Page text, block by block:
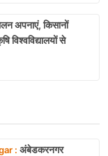
अपनाएं, किसानों
विश्वविद्यालयों से
: अंबेडकरनगर